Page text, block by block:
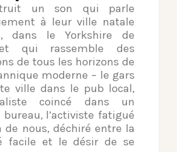
un son qui parle
à leur ville natale
dans le Yorkshire de
et qui rassemble des
de tous les horizons de
moderne – le gars
ville dans le pub local,
coincé dans un
l’activiste fatigué
de nous, déchiré entre la
facile et le désir de se